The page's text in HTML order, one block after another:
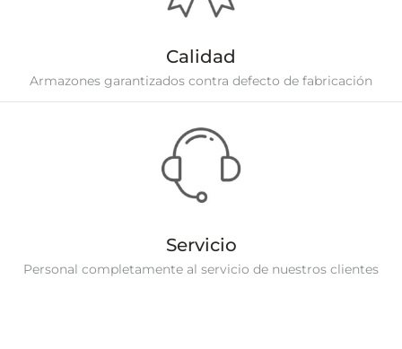
Calidad
Armazones garantizados contra defecto de fabricación
Servicio
Personal completamente al servicio de nuestros clientes